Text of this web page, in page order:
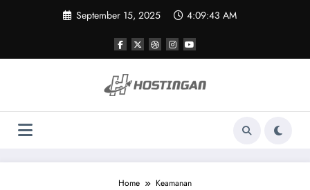
September 15, 2025 4:09:43 AM
Home
Keamanan